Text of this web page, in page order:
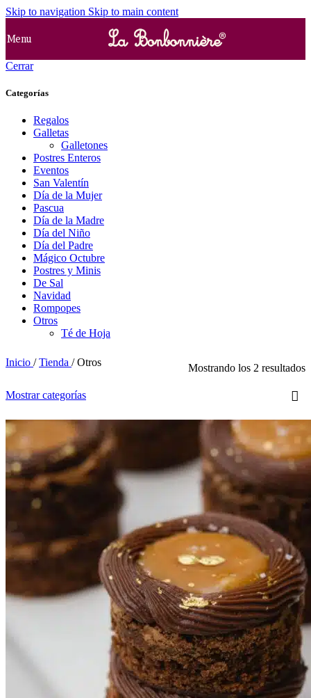
Skip to navigation Skip to main content
Menu
Cerrar
Categorías
Regalos
Galletas
Galletones
Postres Enteros
Eventos
San Valentín
Día de la Mujer
Pascua
Día de la Madre
Día del Niño
Día del Padre
Mágico Octubre
Postres y Minis
De Sal
Navidad
Rompopes
Otros
Té de Hoja
Inicio / Tienda / Otros Mostrando los 2 resultados
Mostrar categorías